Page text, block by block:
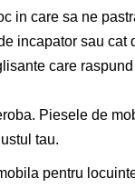
in care sa ne
incapator sau
care
Piesele de
tau.
pentru